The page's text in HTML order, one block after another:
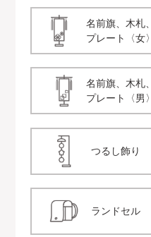
名前旗、木札、
プレート〈女〉
名前旗、木札、
プレート〈男〉
つるし飾り
ランドセル